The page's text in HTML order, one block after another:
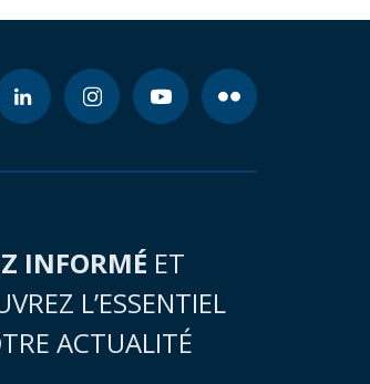
INFORMÉ ET
L’ESSENTIEL
ACTUALITÉ